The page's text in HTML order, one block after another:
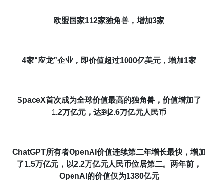
欧盟国家112家独角兽，增加3家
4家“应龙”企业，即价值超过1000亿美元 ， 增加1家
SpaceX首次成为全球价值最高的独角兽， 价值增加了
1.2万亿元 ， 达到2.6万亿元人民币
ChatGPT所有者OpenAI 价值连续第二年增长最快， 增加
了1.5万亿元，以2.2万亿元人民币位居第二。两年前，
OpenAI的价值仅为1380亿元